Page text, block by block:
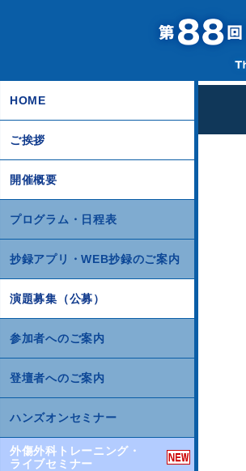
HOME
ご挨拶
開催概要
プログラム・日程表
抄録アプリ・WEB抄録のご案内
演題募集（公募）
参加者へのご案内
登壇者へのご案内
ハンズオンセミナー
外傷外科トレーニング・
ライブセミナー